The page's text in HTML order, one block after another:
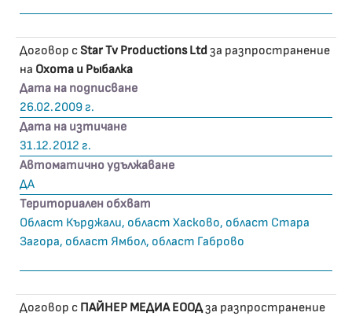
Договор сStar Tv Productions Ltdза разпространение
на Охота и Рыбалка
Дата на подписване
26.02.2009 г.
Дата на изтичане
31.12.2012 г.
Автоматично удължаване
ДА
Териториален обхват
Област Кърджали, област Хасково, област Стара
Загора, област Ямбол, област Габрово
Договор с ПАЙНЕР МЕДИА ЕООДза разпространение